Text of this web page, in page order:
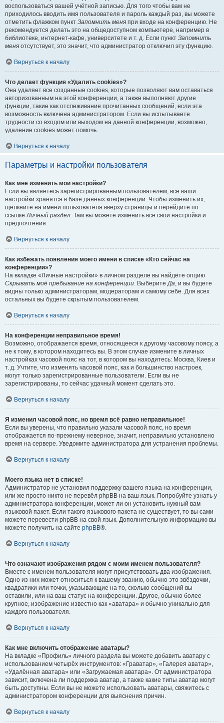
воспользоваться вашей учётной записью. Для того чтобы вам не
приходилось вводить имя пользователя и пароль каждый раз, вы можете
отметить флажком пункт Запомнить меня при входе на конференцию. Не
рекомендуется делать это на общедоступном компьютере, например в
библиотеке, интернет-кафе, университете и т. д. Если пункт Запомнить
меня отсутствует, это значит, что администратор отключил эту функцию.
Вернуться к началу
Что делает функция «Удалить cookies»?
Она удаляет все созданные cookies, которые позволяют вам оставаться
авторизованным на этой конференции, а также выполняют другие
функции, такие как отслеживание прочитанных сообщений, если эта
возможность включена администратором. Если вы испытываете
трудности со входом или выходом на данной конференции, возможно,
удаление cookies может помочь.
Вернуться к началу
Параметры и настройки пользователя
Как мне изменить мои настройки?
Если вы являетесь зарегистрированным пользователем, все ваши
настройки хранятся в базе данных конференции. Чтобы изменить их,
щёлкните на имени пользователя вверху страницы и перейдите по
ссылкеЛичный раздел. Там вы можете изменить все свои настройки и
предпочтения.
Вернуться к началу
Как избежать появления моего имени в списке «Кто сейчас на
конференции»?
На вкладке «Личные настройки» в личном разделе вы найдёте опцию
Скрывать моё пребывание на конференции. ВыберитеДа, и вы будете
видны только администраторам, модераторам и самому себе. Для всех
остальных вы будете скрытым пользователем.
Вернуться к началу
На конференции неправильное время!
Возможно, отображается время, относящееся к другому часовому поясу, а
не к тому, в котором находитесь вы. В этом случае измените в личных
настройках часовой пояс на тот, в котором вы находитесь: Москва, Киев и
т. д. Учтите, что изменять часовой пояс, как и большинство настроек,
могут только зарегистрированные пользователи. Если вы не
зарегистрированы, то сейчас удачный момент сделать это.
Вернуться к началу
Я изменил часовой пояс, но время всё равно неправильное!
Если вы уверены, что правильно указали часовой пояс, но время
отображается по-прежнему неверное, значит, неправильно установлено
время на сервере. Уведомите администратора для устранения проблемы.
Вернуться к началу
Моего языка нет в списке!
Администратор не установил поддержку вашего языка на конференции,
или же просто никто не перевёл phpBB на ваш язык. Попробуйте узнать у
администратора конференции, может ли он установить нужный вам
языковой пакет. Если такого языкового пакета не существует, то вы сами
можете перевести phpBB на свой язык. Дополнительную информацию вы
можете получить на сайте phpBB®.
Вернуться к началу
Что означают изображения рядом с моим именем пользователя?
Вместе с именем пользователя могут присутствовать два изображения.
Одно из них может относиться к вашему званию, обычно это звёздочки,
квадратики или точки, указывающие на то, сколько сообщений вы
оставили, или на ваш статус на конференции. Другое, обычно более
крупное, изображение известно как «аватара» и обычно уникально для
каждого пользователя.
Вернуться к началу
Как мне включить отображение аватары?
На вкладке «Профиль» личного раздела вы можете добавить аватару с
использованием четырёх инструментов: «Граватар», «Галерея аватар»,
«Удалённая аватара» или «Загружаемая аватара». От администратора
зависит, включена ли поддержка аватар, а также какие типы аватар могут
быть доступны. Если вы не можете использовать аватары, свяжитесь с
администратором конференции для выяснения причин.
Вернуться к началу